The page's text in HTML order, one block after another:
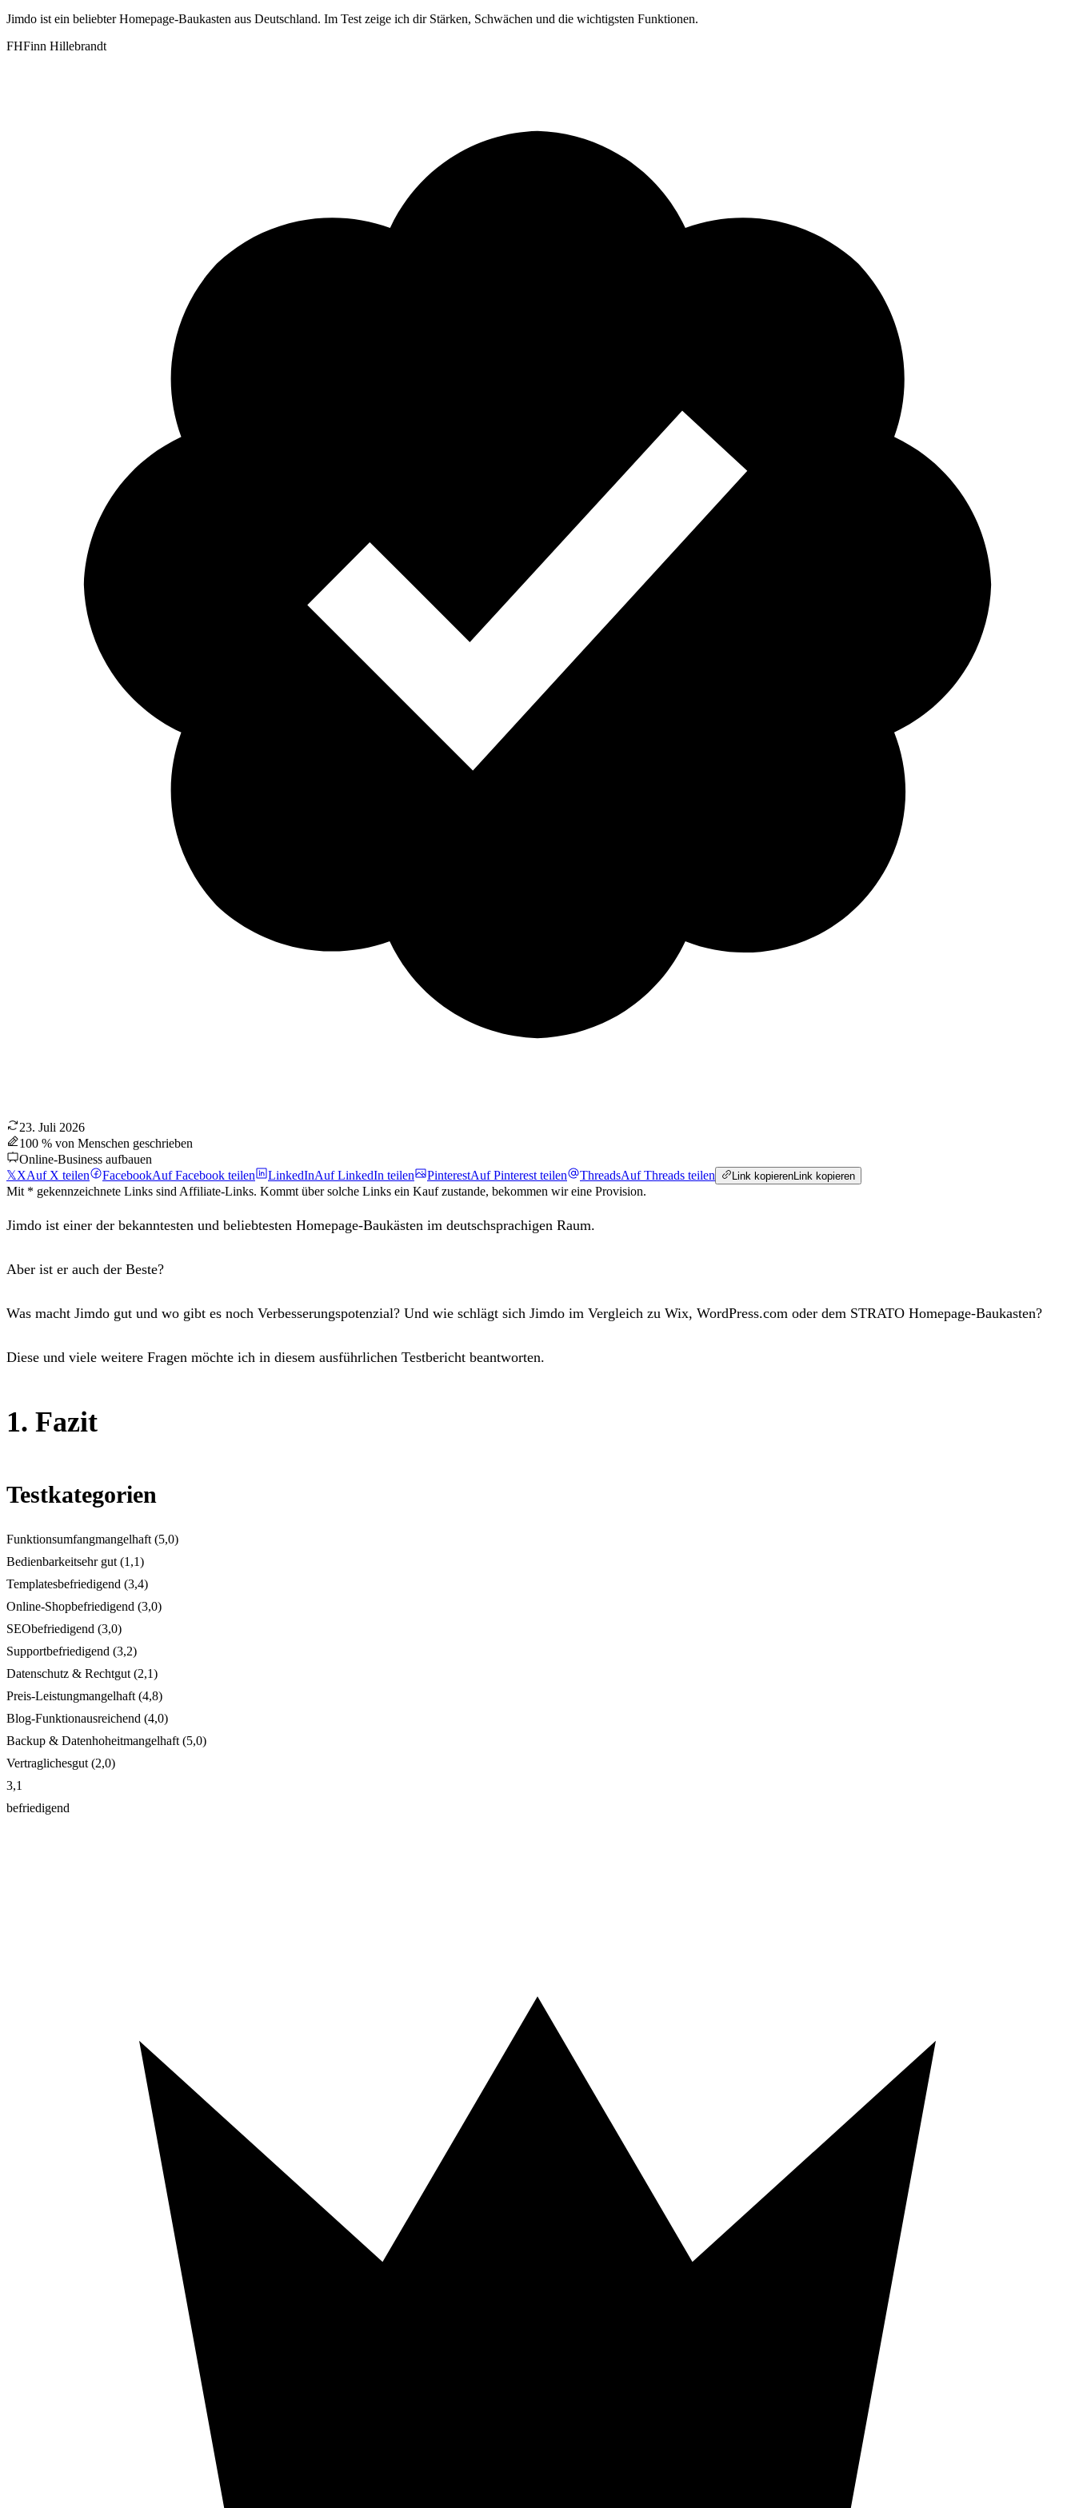
Jimdo ist ein beliebter Homepage-Baukasten aus Deutschland. Im Test zeige ich dir Stärken, Schwächen und die wichtigsten Funktionen.
FHFinn Hillebrandt
23. Juli 2026
100 % von Menschen geschrieben
Online-Business aufbauen
𝕏XAuf X teilen FacebookAuf Facebook teilen LinkedInAuf LinkedIn teilen PinterestAuf Pinterest teilen ThreadsAuf Threads teilen Link kopieren Link kopieren
Mit * gekennzeichnete Links sind Affiliate-Links. Kommt über solche Links ein Kauf zustande, bekommen wir eine Provision.
Jimdo ist einer der bekanntesten und beliebtesten Homepage-Baukästen im deutschsprachigen Raum.
Aber ist er auch der Beste?
Was macht Jimdo gut und wo gibt es noch Verbesserungspotenzial? Und wie schlägt sich Jimdo im Vergleich zu Wix, WordPress.com oder dem STRATO Homepage-Baukasten?
Diese und viele weitere Fragen möchte ich in diesem ausführlichen Testbericht beantworten.
1. Fazit
Testkategorien
Funktionsumfangmangelhaft (5,0)
Bedienbarkeitsehr gut (1,1)
Templatesbefriedigend (3,4)
Online-Shopbefriedigend (3,0)
SEObefriedigend (3,0)
Supportbefriedigend (3,2)
Datenschutz & Rechtgut (2,1)
Preis-Leistungmangelhaft (4,8)
Blog-Funktionausreichend (4,0)
Backup & Datenhoheitmangelhaft (5,0)
Vertraglichesgut (2,0)
3,1
befriedigend